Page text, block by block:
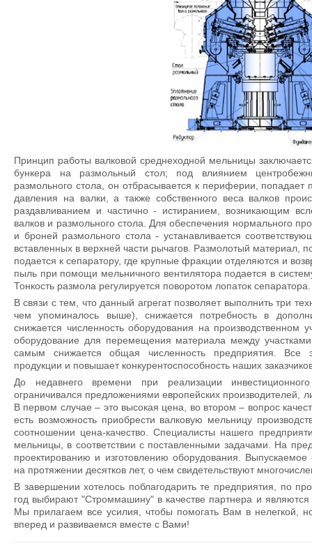
Принцип работы валковой среднеходной мельницы
бункера на размольный стол; под влиянием
размольного стола, он отбрасывается к периферии,
давления на валки, а также собственного веса валков
раздавливанием и частично - истиранием, возникающим
валков и размольного стола. Для обеспечения нормального
и броней размольного стола - устанавливается
вставленных в верхней части рычагов. Размолотый материал,
подается к сепаратору, где крупные фракции отделяются и
пыль при помощи мельничного вентилятора подается в
Тонкость размола регулируется поворотом лопаток сепаратора.
В связи с тем, что данный агрегат позволяет выполнить три
чем упоминалось выше), снижается потребность в
снижается численность оборудования на производственном
оборудование для перемещения материала между
самым снижается общая численность предприятия. Все
продукции и повышает конкурентоспособность наших
До недавнего времени при реализации
ограничивался предложениями европейских производителей,
В первом случае – это высокая цена, во втором – вопрос
есть возможность приобрести валковую мельницу
соотношении цена-качество. Специалисты нашего
мельницы, в соответствии с поставленными задачами. На
проектированию и изготовлению оборудования. Выпускаемое
на протяжении десятков лет, о чем свидетельствуют
В завершении хотелось поблагодарить те предприятия, по
год выбирают "Строммашину" в качестве партнера и
Мы прилагаем все усилия, чтобы помогать Вам в нелегкой,
вперед и развиваемся вместе с Вами!